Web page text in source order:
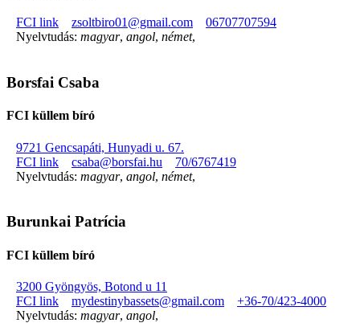
FCI link zsoltbiro01@gmail.com
06707707594
Nyelvtudás: magyar, angol, német,
Borsfai Csaba
FCI küllem bíró
9721 Gencsapáti, Hunyadi u. 67.
FCI link
csaba@borsfai.hu
70/6767419
Nyelvtudás: magyar, angol, német,
Burunkai Patrícia
FCI küllem bíró
3200 Gyöngyös, Botond u 11
FCI link
mydestinybassets@gmail.com
+36-70/423-4000
Nyelvtudás: magyar, angol,